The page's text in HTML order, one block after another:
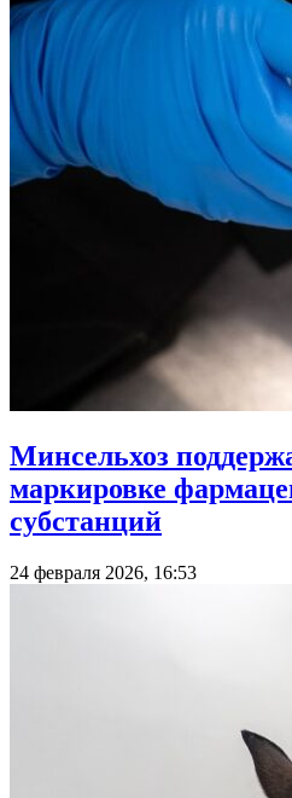
Минсельхоз
маркировке
субстанций
24 февраля 2026, 16:53